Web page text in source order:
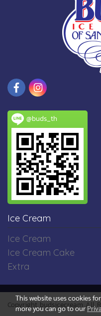
@buds_th
Ice Cream
Ice Cream
Ice Cream Cake
Extra
Copyright budsicecream All
This website uses cookies
more you can go to our